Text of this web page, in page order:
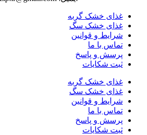
غذای خشک گربه
غذای خشک سگ
شرایط و قوانین
تماس با ما
پرسش و پاسخ
ثبت شکایات
غذای خشک گربه
غذای خشک سگ
شرایط و قوانین
تماس با ما
پرسش و پاسخ
ثبت شکایات